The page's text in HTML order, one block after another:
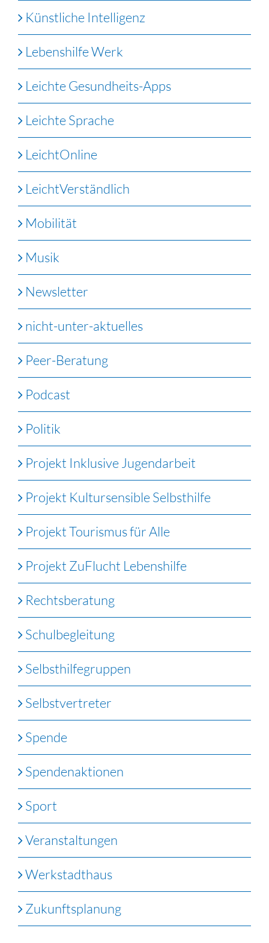
Künstliche Intelligenz
Lebenshilfe Werk
Leichte Gesundheits-Apps
Leichte Sprache
LeichtOnline
LeichtVerständlich
Mobilität
Musik
Newsletter
nicht-unter-aktuelles
Peer-Beratung
Podcast
Politik
Projekt Inklusive Jugendarbeit
Projekt Kultursensible Selbsthilfe
Projekt Tourismus für Alle
Projekt ZuFlucht Lebenshilfe
Rechtsberatung
Schulbegleitung
Selbsthilfegruppen
Selbstvertreter
Spende
Spendenaktionen
Sport
Veranstaltungen
Werkstadthaus
Zukunftsplanung